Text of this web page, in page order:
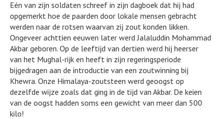
Eén van zijn soldaten schreef in zijn dagboek dat hij had
opgemerkt hoe de paarden door lokale mensen gebracht
werden naar de rotsen waarvan zij zout konden likken.
Ongeveer achttien eeuwen later werd Jalaluddin Mohammad
Akbar geboren. Op de leeftijd van dertien werd hij heerser
van het Mughal-rijk en heeft in zijn regeringsperiode
bijgedragen aan de introductie van een zoutwinning bij
Khewra. Onze Himalaya-zoutsteen werd geoogst op
dezelfde wijze zoals dat ging in de tijd van Akbar. De keien
van de oogst hadden soms een gewicht van meer dan 500
kilo!